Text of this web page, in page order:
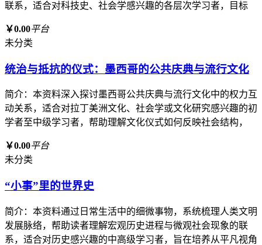
联系，适合对科技史、社会学感兴趣的各层次学习者，目标
￥0.00平台
未分类
统治与抵抗的仪式：墨西哥的公共庆典与流行文化
简介：本资料深入探讨墨西哥公共庆典与流行文化中的权力互
动关系，适合对拉丁美洲文化、社会学或文化研究感兴趣的初
学者至中级学习者，帮助理解文化仪式如何反映社会结构，
￥0.00平台
未分类
“小事”里的世界史
简介：本资料通过日常生活中的细微事物，系统梳理人类文明
发展脉络，帮助读者理解宏观历史进程与微观社会现象的联
系，适合对历史感兴趣的中高级学习者，旨在培养从平凡视角